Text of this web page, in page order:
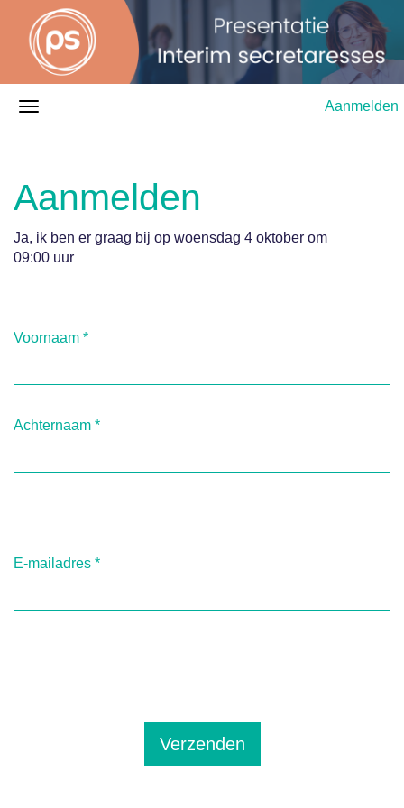
Aanmelden
Aanmelden
Ja, ik ben er graag bij op woensdag 4 oktober om
09:00 uur
Voornaam *
Achternaam *
E-mailadres *
Verzenden